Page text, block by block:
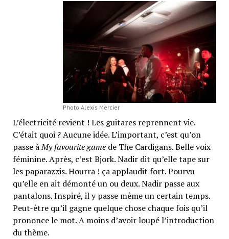
Photo Alexis Mercier
L’électricité revient ! Les guitares reprennent vie.
C’était quoi ? Aucune idée. L’important, c’est qu’on
passe àMy favourite gamede The Cardigans. Belle voix
féminine. Après, c’est Bjork. Nadir dit qu’elle tape sur
les paparazzis. Hourra ! ça applaudit fort. Pourvu
qu’elle en ait démonté un ou deux. Nadir passe aux
pantalons. Inspiré, il y passe même un certain temps.
Peut-être qu’il gagne quelque chose chaque fois qu’il
prononce le mot. A moins d’avoir loupé l’introduction
du thème.